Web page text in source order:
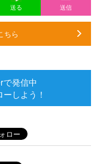
送る 送信
ちら
で発信中
しよう！